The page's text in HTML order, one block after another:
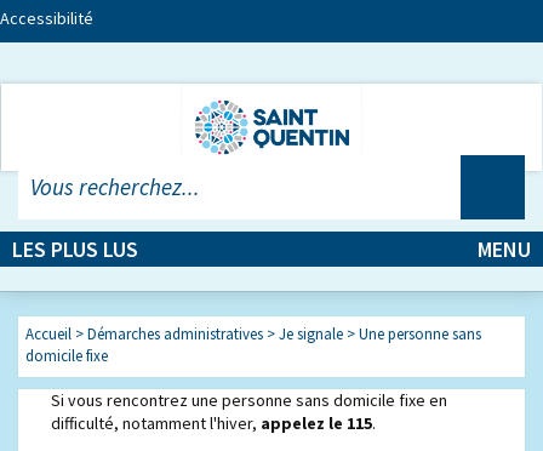
Accessibilité
LES PLUS LUS MENU
Accueil >Démarches administratives >Je signale >Une personne sans
domicile fixe
Si vous rencontrez une personne sans domicile fixe en
difficulté, notamment l'hiver, appelez le 115.